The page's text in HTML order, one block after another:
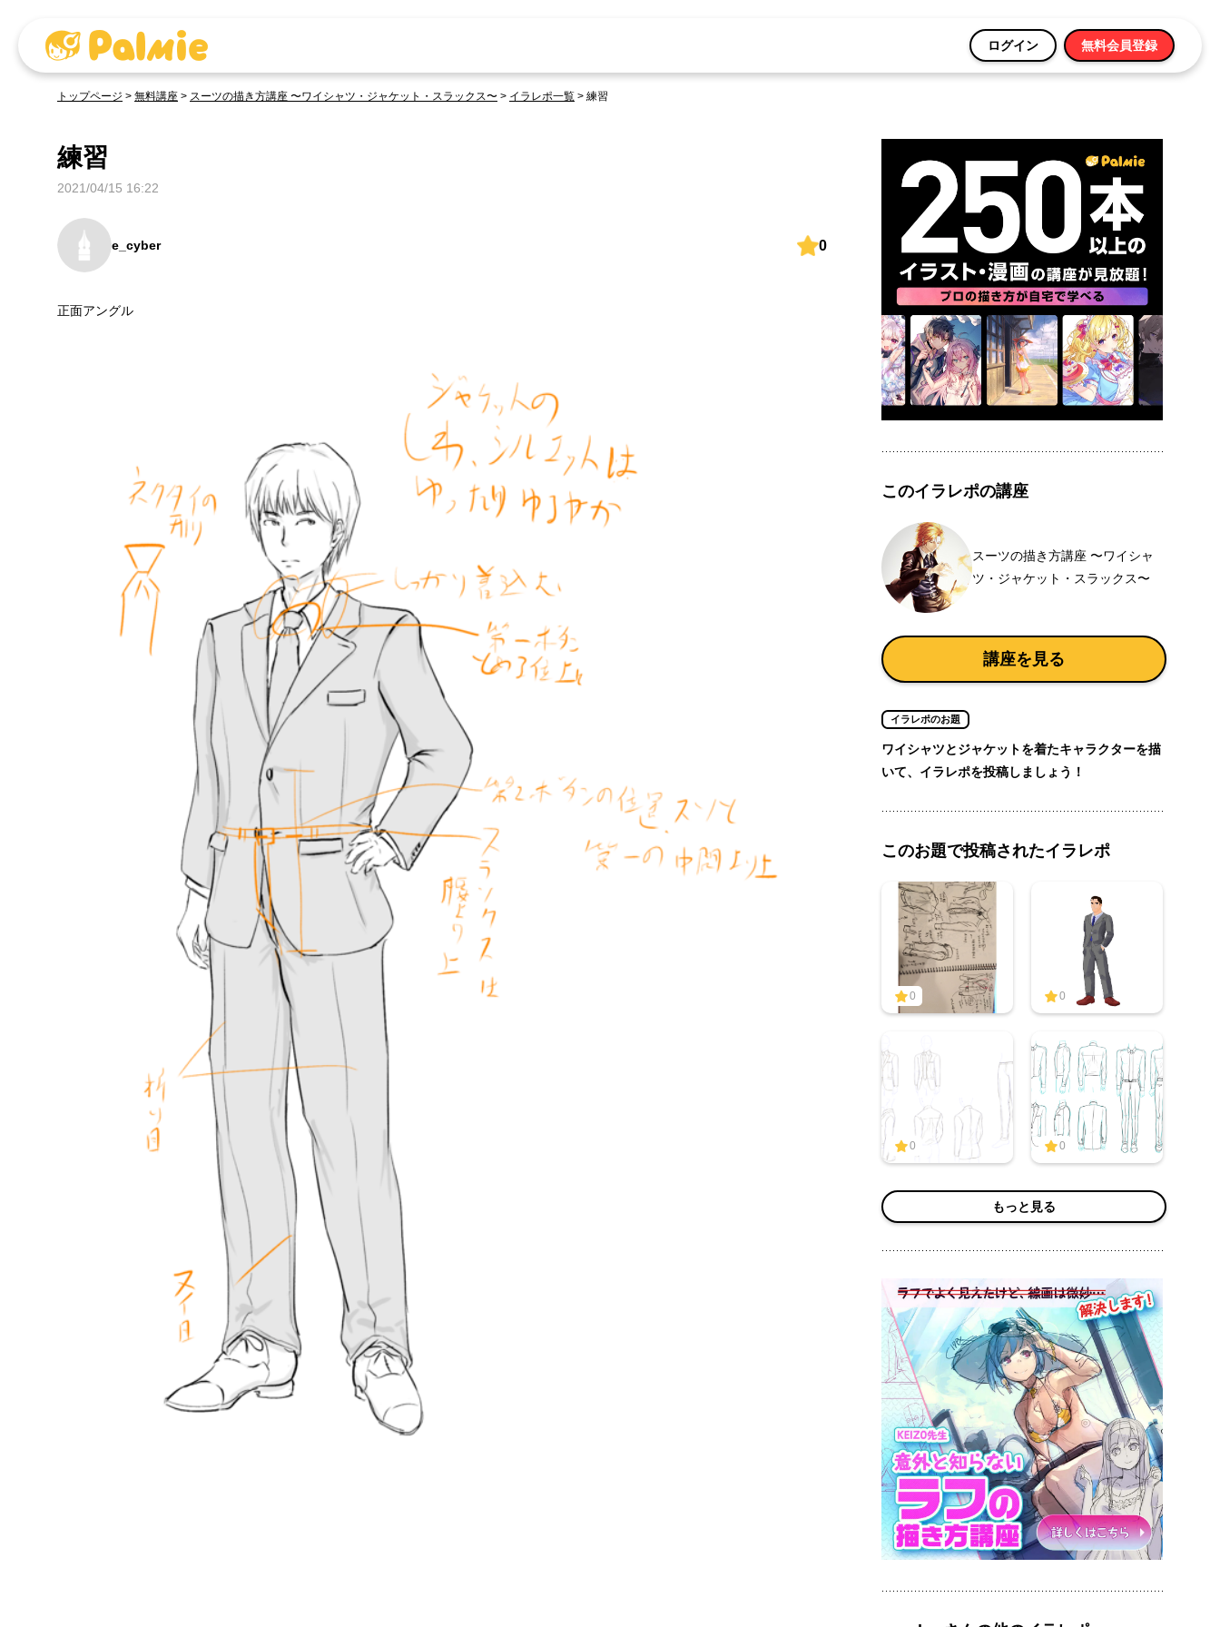
ログイン 無料会員登録
トップページ > 無料講座 > スーツの描き方講座 〜ワイシャツ・ジャケット・スラックス〜 > イラレポ一覧 > 練習
練習
2021/04/15 16:22
e_cyber 0
正面アングル
このイラレポの講座
スーツの描き方講座 〜ワイシャ
ツ・ジャケット・スラックス〜
講座を見る
イラレポのお題
ワイシャツとジャケットを着たキャラクターを描
いて、イラレポを投稿しましょう！
このお題で投稿されたイラレポ
0 0
0 0
もっと見る